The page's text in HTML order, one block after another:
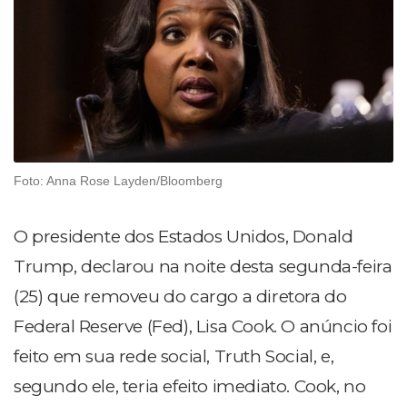
Foto: Anna Rose Layden/Bloomberg
O presidente dos Estados Unidos, Donald
Trump, declarou na noite desta segunda-feira
(25) que removeu do cargo a diretora do
Federal Reserve (Fed), Lisa Cook. O anúncio foi
feito em sua rede social, Truth Social, e,
segundo ele, teria efeito imediato. Cook, no